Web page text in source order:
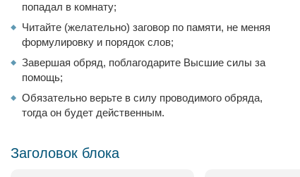
попадал в комнату;
Читайте (желательно) заговор по памяти, не меняя
формулировку и порядок слов;
Завершая обряд, поблагодарите Высшие силы за
помощь;
Обязательно верьте в силу проводимого обряда,
тогда он будет действенным.
Заголовок блока